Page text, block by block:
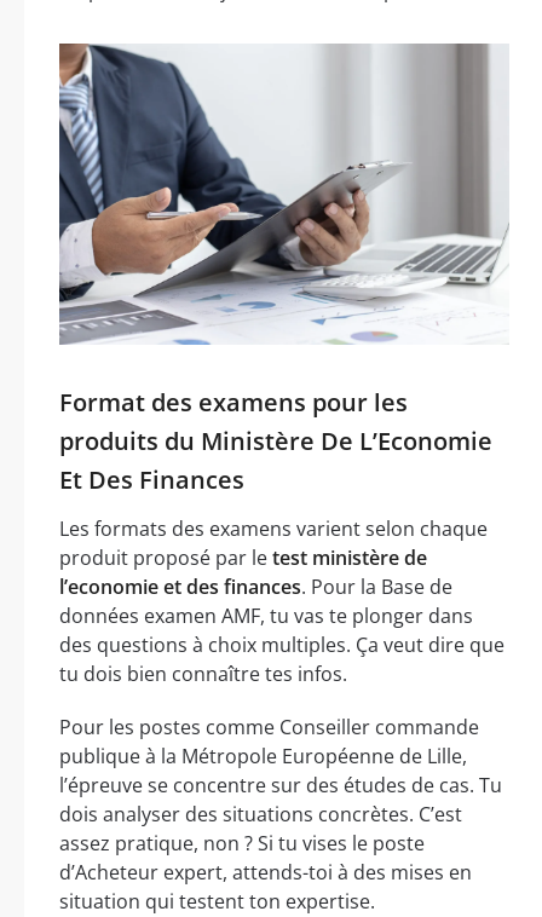
Format des examens pour les
produits du Ministère De L’Economie
Et Des Finances
Les formats des examens varient selon chaque
produit proposé par letest ministère de
l’economie et des finances. Pour la Base de
données examen AMF, tu vas te plonger dans
des questions à choix multiples. Ça veut dire que
tu dois bien connaître tes infos.
Pour les postes comme Conseiller commande
publique à la Métropole Européenne de Lille,
l’épreuve se concentre sur des études de cas. Tu
dois analyser des situations concrètes. C’est
assez pratique, non ? Si tu vises le poste
d’Acheteur expert, attends-toi à des mises en
situation qui testent ton expertise.